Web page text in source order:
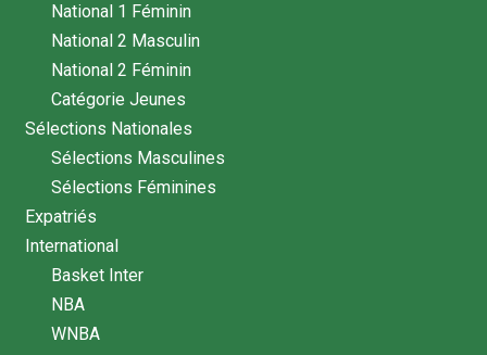
National 1 Féminin
National 2 Masculin
National 2 Féminin
Catégorie Jeunes
Sélections Nationales
Sélections Masculines
Sélections Féminines
Expatriés
International
Basket Inter
NBA
WNBA